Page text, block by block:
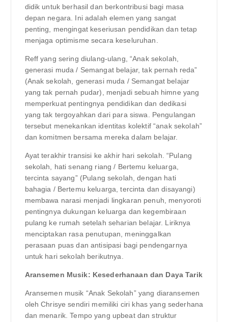
didik untuk berhasil dan berkontribusi bagi masa
depan negara. Ini adalah elemen yang sangat
penting, mengingat keseriusan pendidikan dan tetap
menjaga optimisme secara keseluruhan.
Reff yang sering diulang-ulang, “Anak sekolah,
generasi muda / Semangat belajar, tak pernah reda”
(Anak sekolah, generasi muda / Semangat belajar
yang tak pernah pudar), menjadi sebuah himne yang
memperkuat pentingnya pendidikan dan dedikasi
yang tak tergoyahkan dari para siswa. Pengulangan
tersebut menekankan identitas kolektif “anak sekolah”
dan komitmen bersama mereka dalam belajar.
Ayat terakhir transisi ke akhir hari sekolah. “Pulang
sekolah, hati senang riang / Bertemu keluarga,
tercinta sayang” (Pulang sekolah, dengan hati
bahagia / Bertemu keluarga, tercinta dan disayangi)
membawa narasi menjadi lingkaran penuh, menyoroti
pentingnya dukungan keluarga dan kegembiraan
pulang ke rumah setelah seharian belajar. Liriknya
menciptakan rasa penutupan, meninggalkan
perasaan puas dan antisipasi bagi pendengarnya
untuk hari sekolah berikutnya.
Aransemen Musik: Kesederhanaan dan Daya Tarik
Aransemen musik “Anak Sekolah” yang diaransemen
oleh Chrisye sendiri memiliki ciri khas yang sederhana
dan menarik. Tempo yang upbeat dan struktur